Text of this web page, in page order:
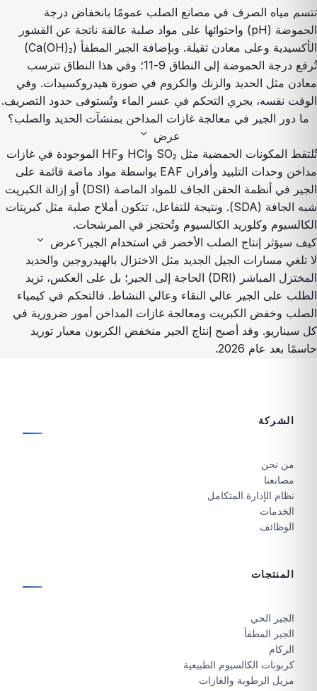
تتسم مياه الصرف في مصانع الصلب عمومًا بانخفاض درجة
الحموضة (pH) واحتوائها على مواد صلبة عالقة ناتجة عن القشور
الأكسيدية وعلى معادن ثقيلة. وبإضافة الجير المطفأ (Ca(OH)₂)
تُرفع درجة الحموضة إلى النطاق 9-11؛ وفي هذا النطاق تترسب
معادن مثل الحديد والزنك والكروم في صورة هيدروكسيدات. وفي
الوقت نفسه، يجري التحكم في عسر الماء وتُستوفى حدود التصريف.
ما دور الجير في معالجة غازات المداخن بمنشآت الحديد والصلب؟
عرض expand_more
تُلتقط المكونات الحمضية مثل SO₂ وHCl وHF الموجودة في غازات
مداخن وحدات التلبيد وأفران EAF بواسطة مواد ماصة قائمة على
الجير في أنظمة الحقن الجاف للمواد الماصة (DSI) أو إزالة الكبريت
شبه الجافة (SDA). ونتيجة للتفاعل، تتكون أملاح صلبة مثل كبريتات
الكالسيوم وكلوريد الكالسيوم وتُحتجز في المرشحات.
كيف سيؤثر إنتاج الصلب الأخضر في استخدام الجير؟عرض expand_more
لا تلغي مسارات الجيل الجديد مثل الاختزال بالهيدروجين والحديد
المختزل المباشر (DRI) الحاجة إلى الجير؛ بل على العكس، تزيد
الطلب على الجير عالي النقاء وعالي النشاط. فالتحكم في كيمياء
الصلب وخفض الكبريت ومعالجة غازات المداخن أمور ضرورية في
كل سيناريو. وقد أصبح إنتاج الجير منخفض الكربون معيار توريد
حاسمًا بعد عام 2026.
الشركة
من نحن
مصانعنا
نظام الإدارة المتكامل
الخدمات
الوظائف
المنتجات
الجير الحي
الجير المطفأ
الركام
كربونات الكالسيوم الطبيعية
مزيل الرطوبة والغازات